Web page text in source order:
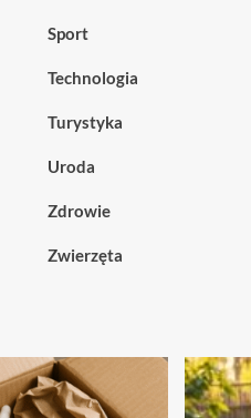
Sport
Technologia
Turystyka
Uroda
Zdrowie
Zwierzęta